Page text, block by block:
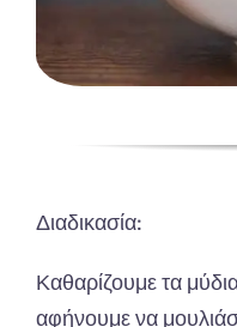
Διαδικασία:
Καθαρίζουμε τα
αφήνουμε να